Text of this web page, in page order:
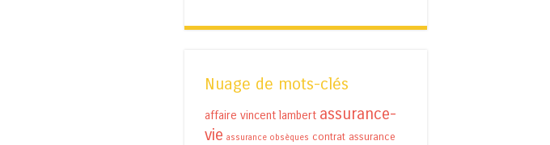
Nuage de mots-clés
affaire vincent lambert assurance-
vie assurance obsèques contrat assurance